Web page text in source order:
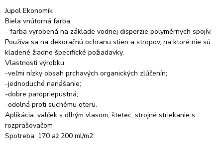
Jupol Ekonomik
Biela vnútorná farba
- farba vyrobená na základe vodnej disperzie polymérnych spojív.
Používa sa na dekoračnú ochranu stien a stropov, na ktoré nie sú
kladené žiadne špecifické požiadavky.
Vlastnosti výrobku
-veľmi nízky obsah prchavých organických zlúčenín;
-jednoduché nanášanie;
-dobre paropriepustná;
-odolná proti suchému oteru.
Aplikácia: valček s dlhým vlasom, štetec, strojné striekanie s
rozprašovačom
Spotreba: 170 až 200 ml/m2